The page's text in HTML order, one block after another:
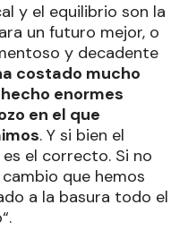
y el equilibrio son la
un futuro mejor, o
y decadente
costado mucho
enormes
en el que
. Y si bien el
el correcto. Si no
que hemos
a la basura todo el